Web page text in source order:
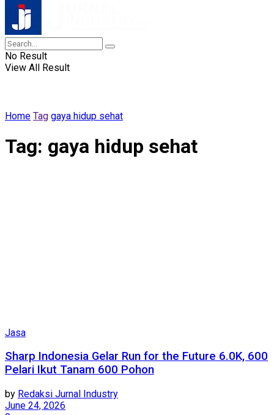
No Result
View All Result
Home Tag gaya hidup sehat
Tag: gaya hidup sehat
Jasa
Sharp Indonesia Gelar Run for the Future 6.0K, 600
Pelari Ikut Tanam 600 Pohon
by Redaksi Jurnal Industry
June 24, 2026